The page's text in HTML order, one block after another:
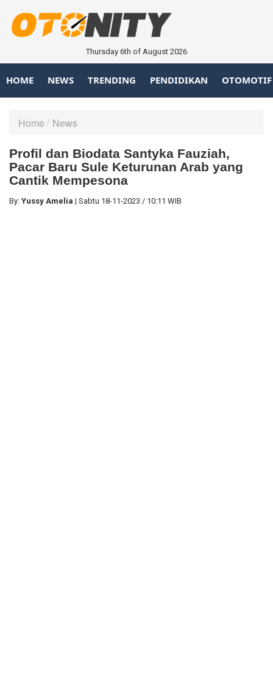
Thursday 6th of August 2026
HOME NEWS TRENDING PENDIDIKAN OTOMOTIF
Home News
Profil dan Biodata Santyka Fauziah,
Pacar Baru Sule Keturunan Arab yang
Cantik Mempesona
By: Yussy Amelia | Sabtu 18-11-2023 / 10:11 WIB